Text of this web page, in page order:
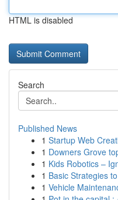
HTML is disabled
Search
Published News
1 Startup Web
1 Downers Grove
1 Kids Robotics –
1 Basic Strategies
1 Vehicle